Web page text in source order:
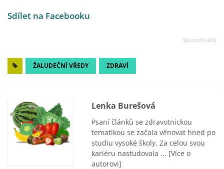
Sdílet na Facebooku
ŽALUDEČNÍ VŘEDY ZDRAVÍ
Lenka Burešová
Psaní článků se zdravotnickou
tematikou se začala věnovat hned po
studiu vysoké školy. Za celou svou
kariéru nastudovala ... [Více o
autorovi]